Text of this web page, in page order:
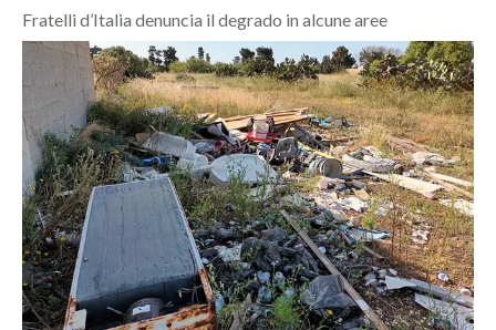
AGENDA
CRONACA
ITALIA
MONDO
POLITICA
ECONOMIA
SERVIZI ALLE IMPRESE
Fratelli d’Italia denuncia il degrado in alcune aree